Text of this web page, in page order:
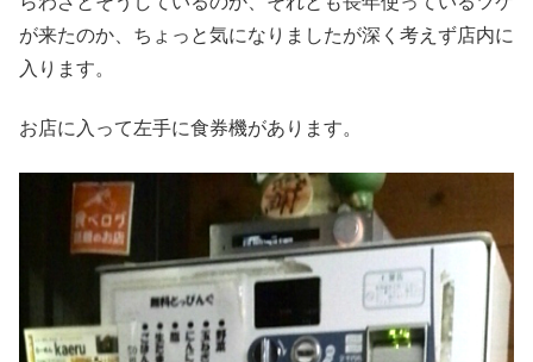
が来たのか、ちょっと気になりましたが深く考えず店内に
入ります。
お店に入って左手に食券機があります。